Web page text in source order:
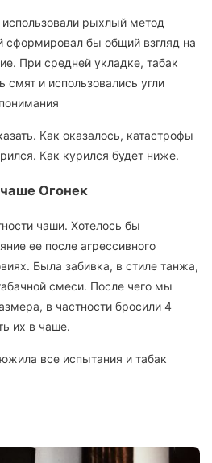
рыхлый метод
сформировал бы общий взгляд на
При средней укладке, табак
смят и использовались угли
Как оказалось, катастрофы
Как курился будет ниже.
Огонек
чаши. Хотелось бы
ее после агрессивного
Была забивка, в стиле танжа,
смеси. После чего мы
в частности бросили 4
их в чаше.
все испытания и табак